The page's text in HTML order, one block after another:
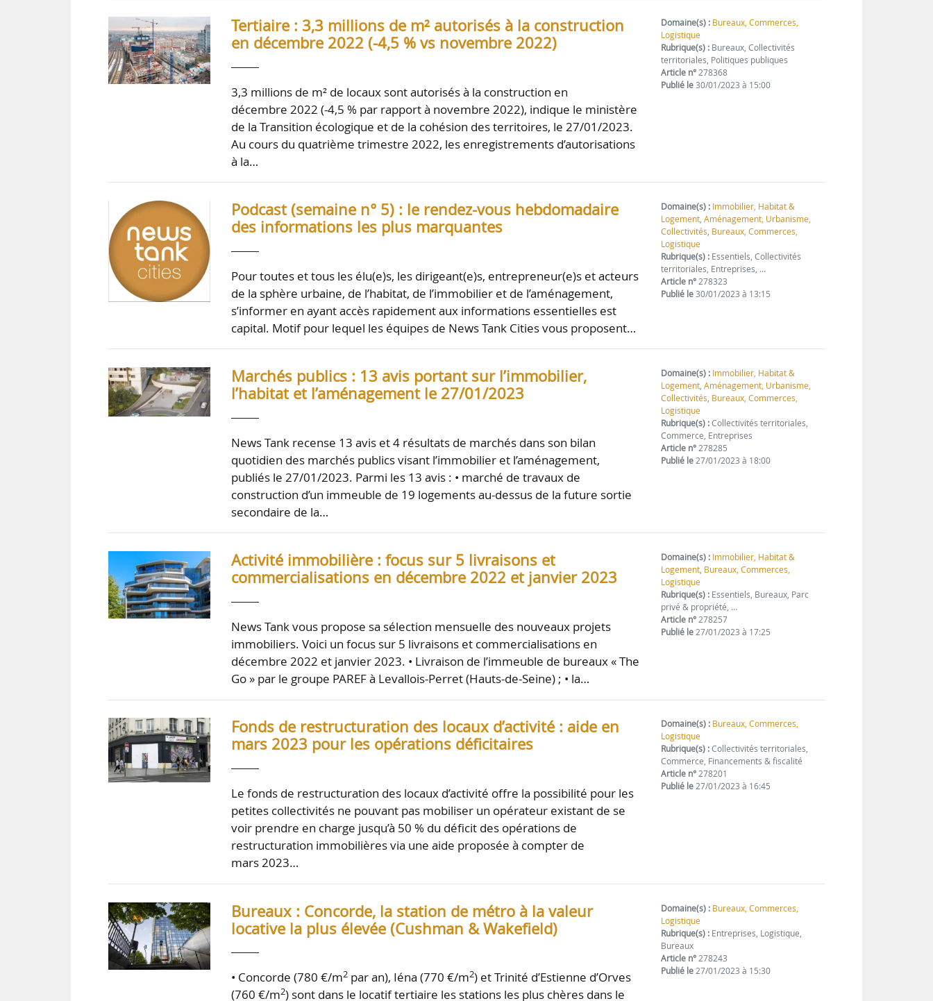
Tertiaire : 3,3 millions de m² autorisés à la construction
en décembre 2022 (-4,5 % vs novembre 2022)
3,3 millions de m² de locaux sont autorisés à la construction en
décembre 2022 (-4,5 % par rapport à novembre 2022), indique le ministère
de la Transition écologique et de la cohésion des territoires, le 27/01/2023.
Au cours du quatrième trimestre 2022, les enregistrements d’autorisations
à la…
Domaine(s) : Bureaux, Commerces,
Logistique
Rubrique(s) : Bureaux, Collectivités
territoriales, Politiques publiques
Article n°278368
Publié le30/01/2023 à 15:00
Podcast (semaine n° 5) : le rendez-vous hebdomadaire
des informations les plus marquantes
Pour toutes et tous les élu(e)s, les dirigeant(e)s, entrepreneur(e)s et acteurs
de la sphère urbaine, de l’habitat, de l’immobilier et de l’aménagement,
s’informer en ayant accès rapidement aux informations essentielles est
capital. Motif pour lequel les équipes de News Tank Cities vous proposent…
Domaine(s) : Immobilier, Habitat &
Logement,Aménagement, Urbanisme,
Collectivités, Bureaux, Commerces,
Logistique
Rubrique(s) : Essentiels, Collectivités
territoriales, Entreprises, …
Article n°278323
Publié le30/01/2023 à 13:15
Marchés publics : 13 avis portant sur l’immobilier,
l’habitat et l’aménagement le 27/01/2023
News Tank recense 13 avis et 4 résultats de marchés dans son bilan
quotidien des marchés publics visant l’immobilier et l’aménagement,
publiés le 27/01/2023. Parmi les 13 avis : • marché de travaux de
construction d’un immeuble de 19 logements au-dessus de la future sortie
secondaire de la…
Domaine(s) : Immobilier, Habitat &
Logement,Aménagement, Urbanisme,
Collectivités, Bureaux, Commerces,
Logistique
Rubrique(s) :Collectivités territoriales,
Commerce, Entreprises
Article n°278285
Publié le27/01/2023 à 18:00
Activité immobilière : focus sur 5 livraisons et
commercialisations en décembre 2022 et janvier 2023
News Tank vous propose sa sélection mensuelle des nouveaux projets
immobiliers. Voici un focus sur 5 livraisons et commercialisations en
décembre 2022 et janvier 2023. • Livraison de l’immeuble de bureaux « The
Go » par le groupe PAREF à Levallois-Perret (Hauts-de-Seine) ; • la…
Domaine(s) : Immobilier, Habitat &
Logement, Bureaux, Commerces,
Logistique
Rubrique(s) : Essentiels, Bureaux, Parc
privé & propriété, …
Article n°278257
Publié le27/01/2023 à 17:25
Fonds de restructuration des locaux d’activité : aide en
mars 2023 pour les opérations déficitaires
Le fonds de restructuration des locaux d’activité offre la possibilité pour les
petites collectivités ne pouvant pas mobiliser un opérateur existant de se
voir prendre en charge jusqu’à 50 % du déficit des opérations de
restructuration immobilières via une aide proposée à compter de
mars 2023…
Domaine(s) : Bureaux, Commerces,
Logistique
Rubrique(s) :Collectivités territoriales,
Commerce, Financements & fiscalité
Article n°278201
Publié le27/01/2023 à 16:45
Bureaux : Concorde, la station de métro à la valeur
locative la plus élevée (Cushman & Wakefield)
• Concorde (780 €/m2 par an), Iéna (770 €/m2) et Trinité d’Estienne d’Orves
(760 €/m2) sont dans le locatif tertiaire les stations les plus chères dans le
Domaine(s) : Bureaux, Commerces,
Logistique
Rubrique(s) : Entreprises, Logistique,
Bureaux
Article n°278243
Publié le27/01/2023 à 15:30